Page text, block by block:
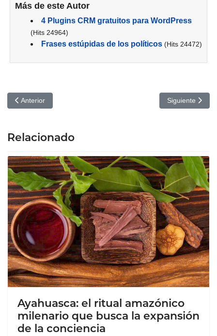
Más de este Autor
4 Plugins CRM gratuitos para WordPress
(Hits 24964)
Frases estúpidas de los políticos (Hits 24472)
Artículo anterior: Qué es Amazon FBA
Anterior Artículo
Siguiente
Relacionado
Ayahuasca: el ritual amazónico
milenario que busca la expansión
de la conciencia